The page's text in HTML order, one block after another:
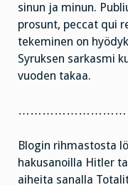
sinun ja minun.
prosunt, peccat qui
tekeminen on
Syruksen sarkasmi
vuoden takaa.
Blogin rihmastosta
hakusanoilla Hitler
aiheita sanalla